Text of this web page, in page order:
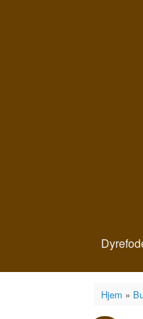
Hjem »